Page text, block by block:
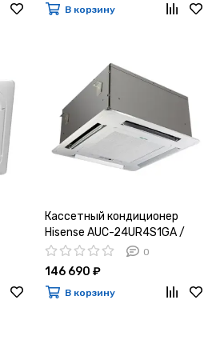
В корзину
Кассетный кондиционер
Hisense AUC-24UR4S1GA /
AUW-24U4SF1
0
146 690 ₽
В корзину